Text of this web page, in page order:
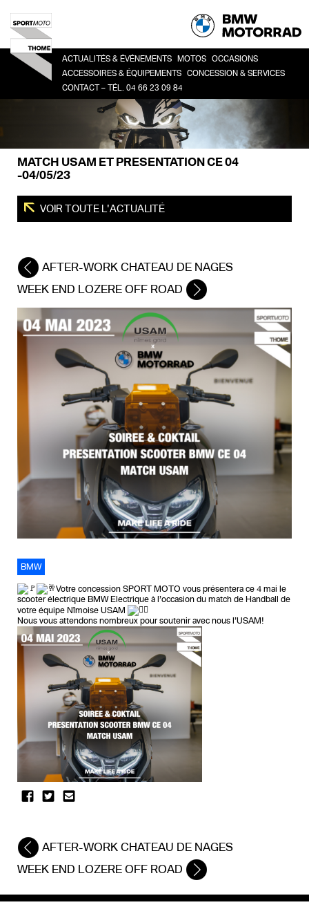
ACTUALITÉS & ÉVÉNEMENTS MOTOS
SPORT
ADVENTURE
TOUR
OCCASIONS
ACCESSOIRES & ÉQUIPEMENTS
ACCESSOIRES
ÉQUIPEMENT DU PILOTE
CONCESSION & SERVICES
LA CONCESSION
DEMANDE DE RDV ATELIER
FINANCEMENT
CONTACT – TÉL. 04 66 23 09 84
MATCH USAM ET PRESENTATION CE 04
-04/05/23
VOIR TOUTE L'ACTUALITÉ
AFTER-WORK CHATEAU DE NAGES
WEEK END LOZERE OFF ROAD
BMW
Votre concession SPORT MOTO vous présentera ce 4 mai le
scooter électrique BMW Electrique à l’occasion du match de Handball de
votre équipe Nîmoise USAM
Nous vous attendons nombreux pour soutenir avec nous l’USAM!
AFTER-WORK CHATEAU DE NAGES
WEEK END LOZERE OFF ROAD